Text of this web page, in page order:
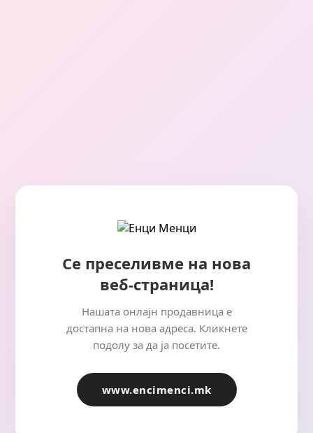
Се преселивме на нова
веб-страница!
Нашата онлајн продавница е
достапна на нова адреса. Кликнете
подолу за да ја посетите.
www.encimenci.mk